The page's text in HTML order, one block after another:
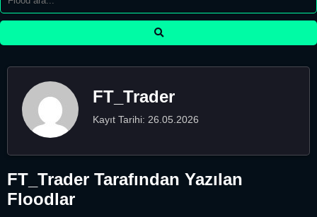
FT_Trader
Kayıt Tarihi: 26.05.2026
FT_Trader Tarafından Yazılan
Floodlar